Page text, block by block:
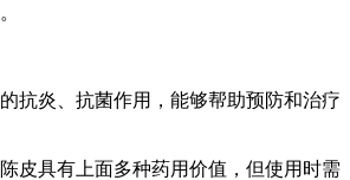
抗炎、抗菌作用，能够帮助预防和治疗
皮具有上面多种药用价值，但使用时需